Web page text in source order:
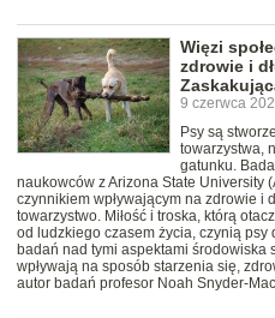
Więzi
zdrowie i
9 czerwca
Psy są
towarzystwa,
gatunku.
naukowców z Arizona State University
czynnikiem wpływającym na zdrowie i
towarzystwo. Miłość i troska, którą
od ludzkiego czasem życia, czynią
badań nad tymi aspektami środowiska
wpływają na sposób starzenia się,
autor badań profesor Noah Snyder-